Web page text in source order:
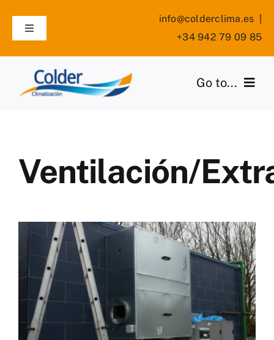
Toggle
Síguenos en Facebook
info@colderclima.es
+34 942 79 09 85
Go to...
Nosotros
Ventilación/